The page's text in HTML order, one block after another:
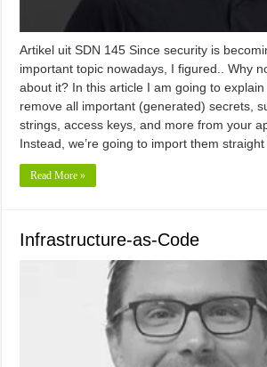
Artikel uit SDN 145 Since security is
important topic nowadays, I figured.. Why
about it? In this article I am going to
remove all important (generated) secrets,
strings, access keys, and more from your
Instead, we’re going to import them
Read More »
Infrastructure-as-Code